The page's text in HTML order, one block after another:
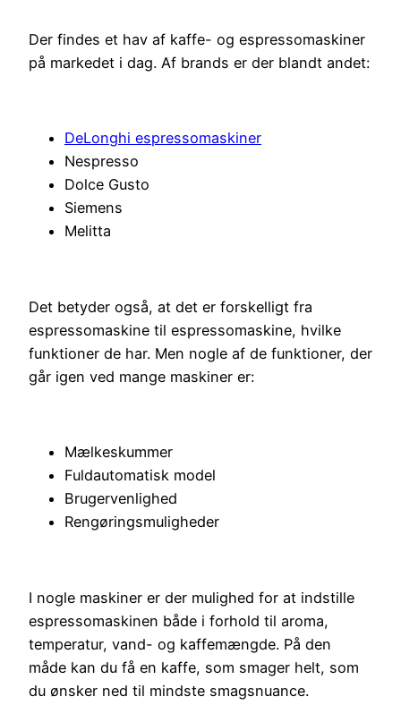
Der findes et hav af kaffe- og espressomaskiner
på markedet i dag. Af brands er der blandt andet:
DeLonghi espressomaskiner
Nespresso
Dolce Gusto
Siemens
Melitta
Det betyder også, at det er forskelligt fra
espressomaskine til espressomaskine, hvilke
funktioner de har. Men nogle af de funktioner, der
går igen ved mange maskiner er:
Mælkeskummer
Fuldautomatisk model
Brugervenlighed
Rengøringsmuligheder
I nogle maskiner er der mulighed for at indstille
espressomaskinen både i forhold til aroma,
temperatur, vand- og kaffemængde. På den
måde kan du få en kaffe, som smager helt, som
du ønsker ned til mindste smagsnuance.